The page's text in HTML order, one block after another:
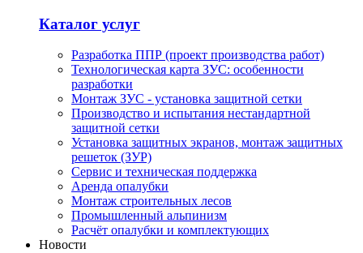
Каталог услуг
Разработка ППР (проект производства работ)
Технологическая карта ЗУС: особенности
разработки
Монтаж ЗУС - установка защитной сетки
Производство и испытания нестандартной
защитной сетки
Установка защитных экранов, монтаж защитных
решеток (ЗУР)
Сервис и техническая поддержка
Аренда опалубки
Монтаж строительных лесов
Промышленный альпинизм
Расчёт опалубки и комплектующих
Новости